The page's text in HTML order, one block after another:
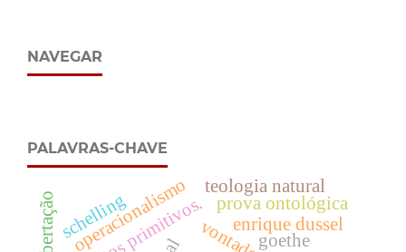
NAVEGAR
PALAVRAS-CHAVE
operacionalismo enrique dussel
schelling prova ontológica
teologia natural
goethe